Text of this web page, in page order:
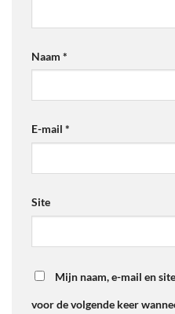
Naam *
E-mail *
Site
Mijn naam, e-mail en
voor de volgende keer